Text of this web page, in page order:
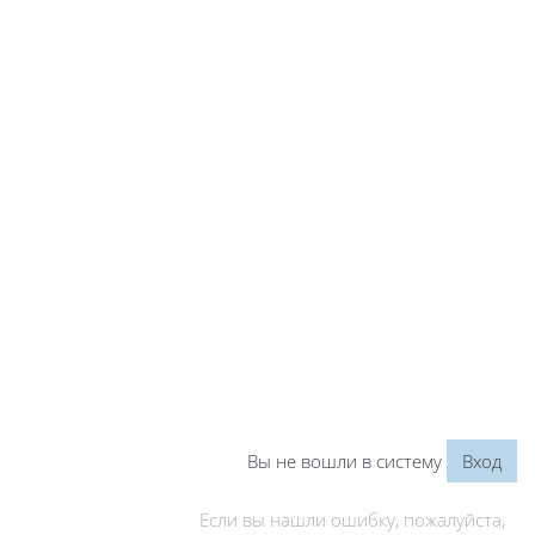
Вы не вошли в систему Вход
Если вы нашли ошибку, пожалуйста,